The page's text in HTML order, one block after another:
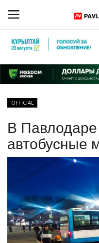
Главная
ПАВЛОДАРСКАЯ
СПЕЦПРОЕКТЫ
СПОРТ
OFFICIAL
В
автобусные